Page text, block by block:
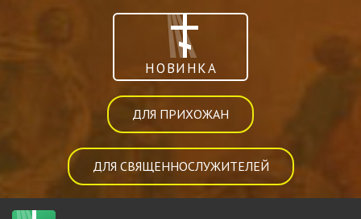
НОВИНКА
ДЛЯ ПРИХОЖАН
ДЛЯ СВЯЩЕННОСЛУЖИТЕЛЕЙ